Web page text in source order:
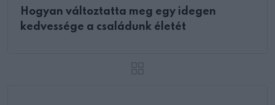
Hogyan változtatta meg egy idegen
kedvessége a családunk életét